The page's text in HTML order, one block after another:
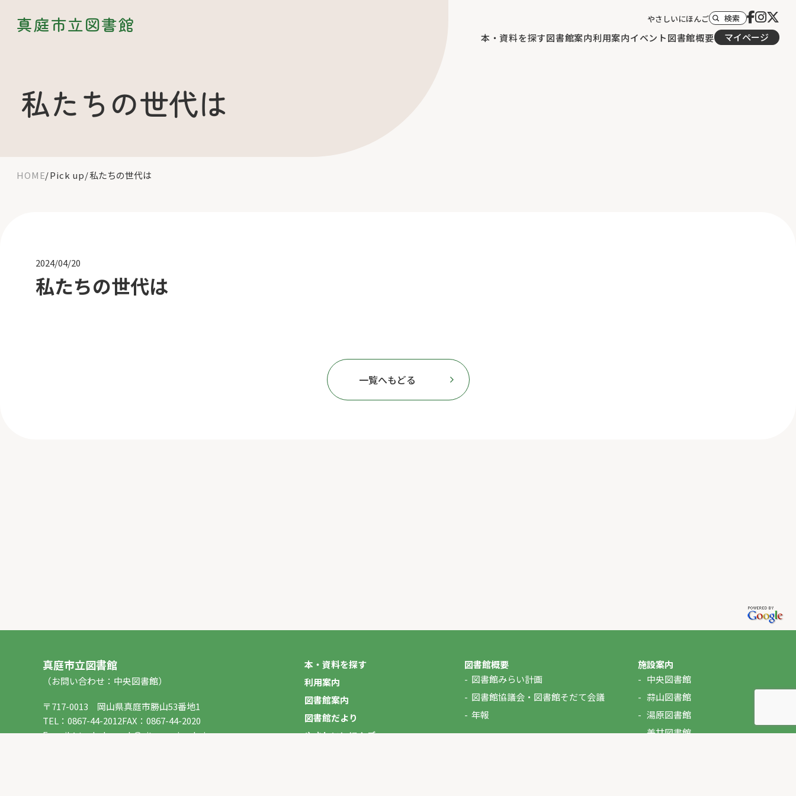
真庭市立図書館
本・資料を探す図書館案内利用案内イベント図書館概要 マイページ
やさしいにほんご 検索
私たちの世代は
HOME Pick up 私たちの世代は
2024/04/20
私たちの世代は
一覧へもどる
真庭市立図書館
（お問い合わせ：中央図書館）
〒717-0013 岡山県真庭市勝山53番地1
TEL： 0867-44-2012FAX：0867-44-2020
E-mail：toshokan_ch@city.maniwa.lg.jp
本・資料を探す
利用案内
図書館案内
図書館だより
やさしいにほんご
図書館概要
図書館みらい計画
図書館協議会・図書館そだて会議
年報
施設案内
中央図書館
蒜山図書館
湯原図書館
美甘図書館